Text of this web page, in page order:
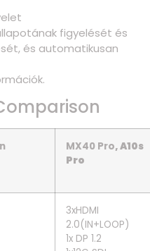
figyelését és
és automatikusan
MX40 Pro,A10s
Pro
3xHDMI
2.0(IN+LOOP)
1x DP 1.2